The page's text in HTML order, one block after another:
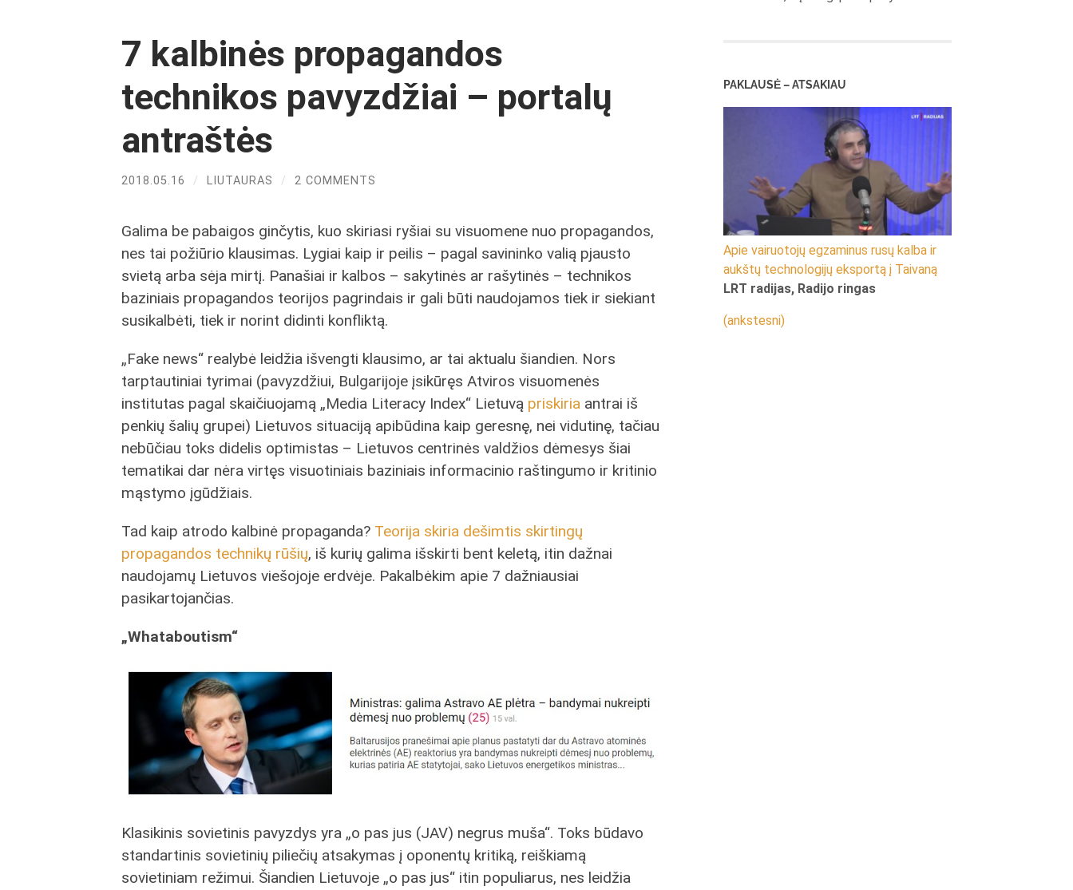
7 kalbinės propagandos
technikos pavyzdžiai – portalų
antraštės
2018.05.16 / LIUTAURAS / 2 COMMENTS
Galima be pabaigos ginčytis, kuo skiriasi ryšiai su visuomene nuo propagandos,
nes tai požiūrio klausimas. Lygiai kaip ir peilis – pagal savininko valią pjausto
svietą arba sėja mirtį. Panašiai ir kalbos – sakytinės ar rašytinės – technikos
baziniais propagandos teorijos pagrindais ir gali būti naudojamos tiek ir siekiant
susikalbėti, tiek ir norint didinti konfliktą.
„Fake news“ realybė leidžia išvengti klausimo, ar tai aktualu šiandien. Nors
tarptautiniai tyrimai (pavyzdžiui, Bulgarijoje įsikūręs Atviros visuomenės
institutas pagal skaičiuojamą „Media Literacy Index“ Lietuvą priskiria antrai iš
penkių šalių grupei) Lietuvos situaciją apibūdina kaip geresnę, nei vidutinę, tačiau
nebūčiau toks didelis optimistas – Lietuvos centrinės valdžios dėmesys šiai
tematikai dar nėra virtęs visuotiniais baziniais informacinio raštingumo ir kritinio
mąstymo įgūdžiais.
Tad kaip atrodo kalbinė propaganda? Teorija skiria dešimtis skirtingų
propagandos technikų rūšių, iš kurių galima išskirti bent keletą, itin dažnai
naudojamų Lietuvos viešojoje erdvėje. Pakalbėkim apie 7 dažniausiai
pasikartojančias.
„Whataboutism“
Klasikinis sovietinis pavyzdys yra „o pas jus (JAV) negrus muša“. Toks būdavo
standartinis sovietinių piliečių atsakymas į oponentų kritiką, reiškiamą
sovietiniam režimui. Šiandien Lietuvoje „o pas jus“ itin populiarus, nes leidžia
PAKLAUSĖ – ATSAKIAU
Apie vairuotojų egzaminus rusų kalba ir
aukštų technologijų eksportą į Taivaną
LRT radijas, Radijo ringas
(ankstesni)